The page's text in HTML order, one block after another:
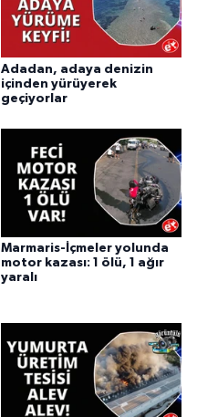
Adadan, adaya denizin
içinden yürüyerek
geçiyorlar
Marmaris-İçmeler yolunda
motor kazası: 1 ölü, 1 ağır
yaralı